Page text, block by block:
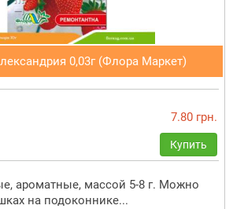
0,03г (Флора Маркет)
7.80 грн.
Купить
ароматные, массой 5-8 г. Можно
на подоконнике...